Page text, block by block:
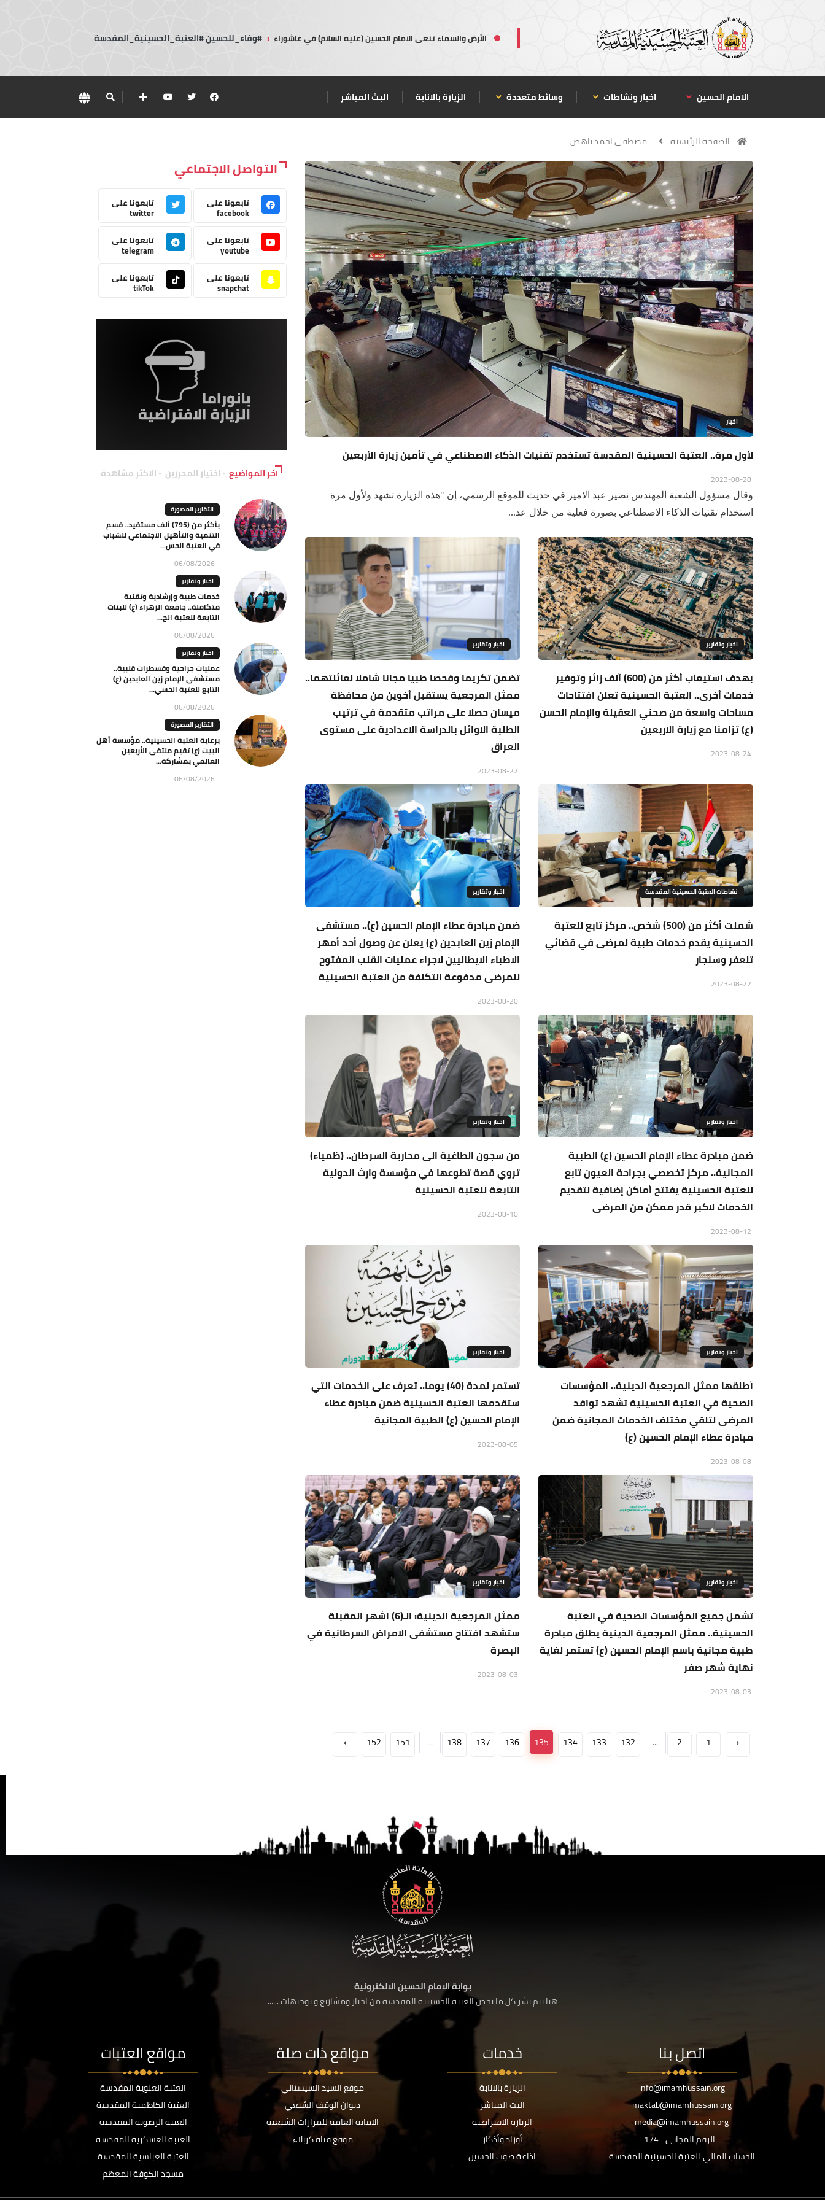
الأرض والسماء تنعى الامام الحسين (عليه السلام) في عاشوراء : #وفاء_للحسين #العتبة_الحسينية_المقدسة
الامام الحسين اخبار ونشاطات وسائط متعددة الزيارة بالانابة البث المباشر
الصفحة الرئيسية مصطفى احمد باهض
اخبار
لأول مرة.. العتبة الحسينية المقدسة تستخدم تقنيات الذكاء الاصطناعي في تأمين زيارة الأربعين
وقال مسؤول الشعبة المهندس نصير عبد الامير في حديث للموقع الرسمي، إن "هذه الزيارة تشهد ولأول مرة
استخدام تقنيات الذكاء الاصطناعي بصورة فعلية من خلال عد...
اخبار وتقارير
بهدف استيعاب أكثر من (600) ألف زائر وتوفير
خدمات أخرى.. العتبة الحسينية تعلن افتتاحات
مساحات واسعة من صحني العقيلة والإمام الحسن
(ع) تزامنا مع زيارة الاربعين
اخبار وتقارير
تضمن تكريما وفحصا طبيا مجانا شاملا لعائلتهما..
ممثل المرجعية يستقبل أخوين من محافظة
ميسان حصلا على مراتب متقدمة في ترتيب
الطلبة الاوائل بالدراسة الاعدادية على مستوى
العراق
نشاطات العتبة الحسينية المقدسة
شملت أكثر من (500) شخص.. مركز تابع للعتبة
الحسينية يقدم خدمات طبية لمرضى في قضائي
تلعفر وسنجار
اخبار وتقارير
ضمن مبادرة عطاء الإمام الحسين (ع).. مستشفى
الإمام زين العابدين (ع) يعلن عن وصول أحد أمهر
الاطباء الايطاليين لاجراء عمليات القلب المفتوح
للمرضى مدفوعة التكلفة من العتبة الحسينية
اخبار وتقارير
ضمن مبادرة عطاء الإمام الحسين (ع) الطبية
المجانية.. مركز تخصصي بجراحة العيون تابع
للعتبة الحسينية يفتتح أماكن إضافية لتقديم
الخدمات لاكبر قدر ممكن من المرضى
اخبار وتقارير
من سجون الطاغية الى محاربة السرطان.. (ظمياء)
تروي قصة تطوعها في مؤسسة وارث الدولية
التابعة للعتبة الحسينية
اخبار وتقارير
أطلقها ممثل المرجعية الدينية.. المؤسسات
الصحية في العتبة الحسينية تشهد توافد
المرضى لتلقي مختلف الخدمات المجانية ضمن
مبادرة عطاء الإمام الحسين (ع)
اخبار وتقارير
تستمر لمدة (40) يوما.. تعرف على الخدمات التي
ستقدمها العتبة الحسينية ضمن مبادرة عطاء
الإمام الحسين (ع) الطبية المجانية
اخبار وتقارير
تشمل جميع المؤسسات الصحية في العتبة
الحسينية.. ممثل المرجعية الدينية يطلق مبادرة
طبية مجانية باسم الإمام الحسين (ع) تستمر لغاية
نهاية شهر صفر
اخبار وتقارير
ممثل المرجعية الدينية: الـ(6) اشهر المقبلة
ستشهد افتتاح مستشفى الامراض السرطانية في
البصرة
‹
1
2
...
132
133
134
135
136
137
138
...
151
152
›
التواصل الاجتماعي
تابعونا على
facebook
تابعونا على
twitter
تابعونا على
youtube
تابعونا على
telegram
تابعونا على
snapchat
تابعونا على
tikTok
آخر المواضيع اختيار المحررين الاكثر مشاهدة
التقارير المصورة
بأكثر من (795) ألف مستفيد.. قسم
التنمية والتأهيل الاجتماعي للشباب
في العتبة الحس...
06/08/2026
اخبار وتقارير
خدمات طبية وإرشادية وتقنية
متكاملة.. جامعة الزهراء (ع) للبنات
التابعة للعتبة الح...
06/08/2026
اخبار وتقارير
عمليات جراحية وقسطرات قلبية..
مستشفى الإمام زين العابدين (ع)
التابع للعتبة الحسي...
06/08/2026
التقارير المصورة
برعاية العتبة الحسينية.. مؤسسة أهل
البيت (ع) تقيم ملتقى الأربعين
العالمي بمشاركة...
06/08/2026
بوابة الامام الحسين الالكترونية
هنا يتم نشر كل ما يخص العتبة الحسينية المقدسة من اخبار ومشاريع و توجيهات ......
اتصل بنا
info@imamhussain.org
maktab@imamhussain.org
media@imamhussain.org
الرقم المجاني 174
الحساب المالي للعتبة الحسينية المقدسة
خدمات
الزيارة بالانابة
البث المباشر
الزيارة الافتراضية
أوراد وأذكار
اذاعة صوت الحسين
مواقع ذات صلة
موقع السيد السيستاني
ديوان الوقف الشيعي
الامانة العامة للمزارات الشيعية
موقع قناة كربلاء
مواقع العتبات
العتبة العلوية المقدسة
العتبة الكاظمية المقدسة
العتبة الرضوية المقدسة
العتبة العسكرية المقدسة
العتبة العباسية المقدسة
مسجد الكوفة المعظم